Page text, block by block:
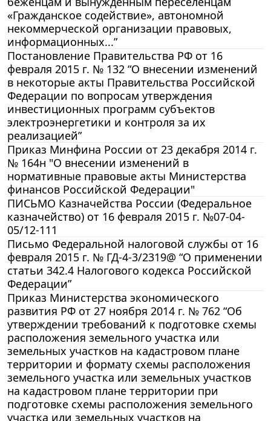
«Гражданское содействие», автономной
некоммерческой организации правовых,
информационных...”
Постановление Правительства РФ от 16
февраля 2015 г. № 132 “О внесении изменений
в некоторые акты Правительства Российской
Федерации по вопросам утверждения
инвестиционных программ субъектов
электроэнергетики и контроля за их
реализацией”
Приказ Минфина России от 23 декабря 2014 г.
№ 164н "О внесении изменений в
нормативные правовые акты Министерства
финансов Российской Федерации"
ПИСЬМО Казначейства России (Федеральное
казначейство) от 16 февраля 2015 г. №07-04-
05/12-111
Письмо Федеральной налоговой службы от 16
февраля 2015 г. № ГД-4-3/2319@ “О применении
статьи 342.4 Налогового кодекса Российской
Федерации”
Приказ Министерства экономического
развития РФ от 27 ноября 2014 г. № 762 “Об
утверждении требований к подготовке схемы
расположения земельного участка или
земельных участков на кадастровом плане
территории и формату схемы расположения
земельного участка или земельных участков
на кадастровом плане территории при
подготовке схемы расположения земельного
участка или земельных участков на